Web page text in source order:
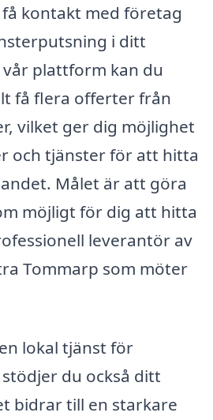
kontakt med företag
i ditt
plattform kan du
få flera offerter från
vilket ger dig möjlighet
och tjänster för att hitta
Målet är att göra
möjligt för dig att hitta
leverantör av
Tommarp som möter
lokal tjänst för
du också ditt
bidrar till en starkare